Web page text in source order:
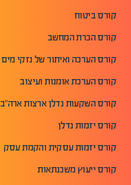
קורס ביטוח
קורס הכרת המחשב
קורס הערכה ואיתור של נזקי מים
קורס הערכת אומנות ועיצוב
קורס השקעות נדלן ארצות ארה"ב
קורס יזמות נדלן
קורס יזמות עסקית והקמת עסק
קורס ייעוץ משכנתאות